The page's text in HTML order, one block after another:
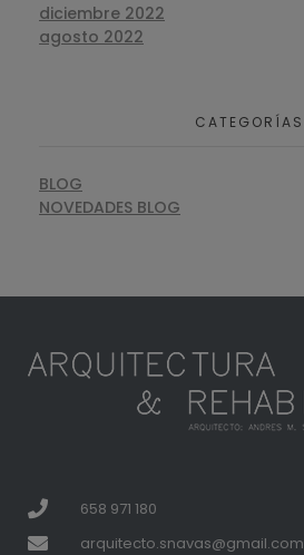
diciembre 2022
agosto 2022
CATEGORÍAS
BLOG
NOVEDADES BLOG
658 971 180
arquitecto.snavas@gmail.com